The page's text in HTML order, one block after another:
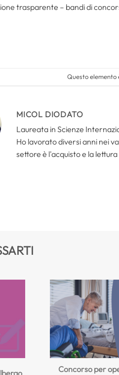
trasparente – bandi di
Questo elemento
MICOL DIODATO
Laureata in Scienze
Ho lavorato diversi anni nei
settore è l'acquisto e la
Concorso per